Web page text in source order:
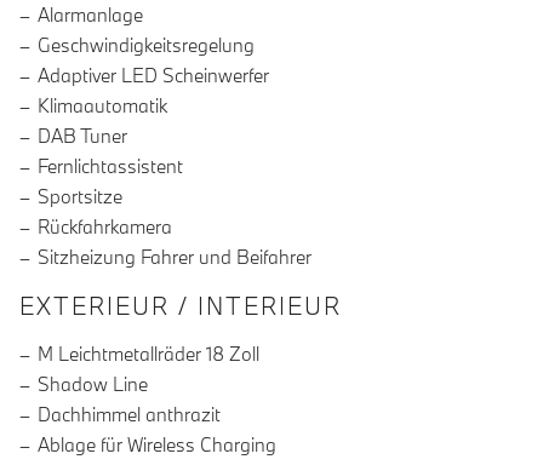
Alarmanlage
Geschwindigkeitsregelung
Adaptiver LED Scheinwerfer
Klimaautomatik
DAB Tuner
Fernlichtassistent
Sportsitze
Rückfahrkamera
Sitzheizung Fahrer und Beifahrer
EXTERIEUR / INTERIEUR
M Leichtmetallräder 18 Zoll
Shadow Line
Dachhimmel anthrazit
Ablage für Wireless Charging